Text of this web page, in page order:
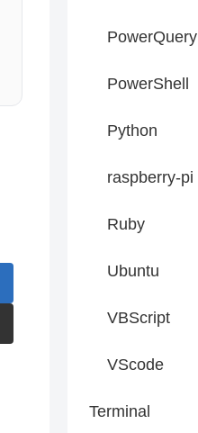
PowerQuery
PowerShell
Python
raspberry-pi
Ruby
Ubuntu
VBScript
VScode
Terminal